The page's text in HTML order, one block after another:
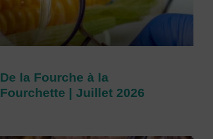
De la Fourche à la
Fourchette | Juillet 2026